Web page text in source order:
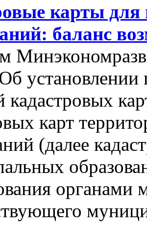
карты
баланс
установлении
кадастровых
карт
(далее
органами